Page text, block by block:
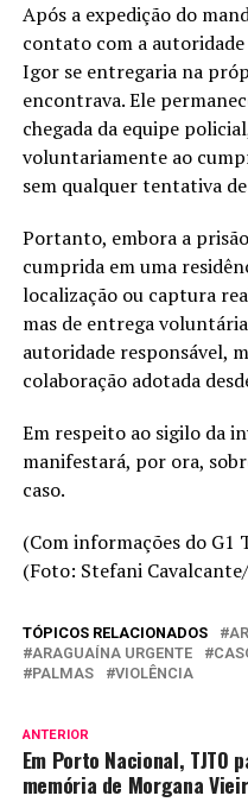
Após a expedição do
contato com a
Igor se entregaria na
encontrava. Ele
chegada da equipe
voluntariamente ao
sem qualquer tentativa
Portanto, embora a
cumprida em uma
localização ou captura
mas de entrega
autoridade responsável,
colaboração adotada
Em respeito ao sigilo da
manifestará, por ora,
caso.
(Com informações do G1
(Foto: Stefani
TÓPICOS RELACIONADOS
ARAGUAÍNA URGENTE
PALMAS
VIOLÊNCIA
ANTERIOR
Em Porto Nacional, TJTO
memória de Morgana